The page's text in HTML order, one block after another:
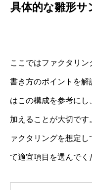
具体的な雛形
ここではファクタリン
書き方のポイントを
はこの構成を参考に
加えることが大切で
ァクタリングを想定
て適宜項目を選んでく